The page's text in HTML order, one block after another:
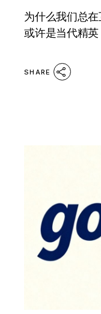
为什么我们总
或许是当代精英
SHARE